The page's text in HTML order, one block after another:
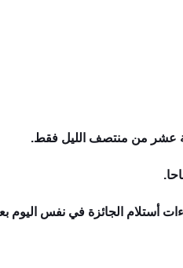
عشر من منتصف الليل فقط.